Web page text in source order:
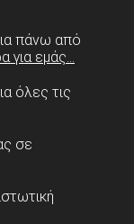
πάνω από
για εμάς...
όλες τις
σε